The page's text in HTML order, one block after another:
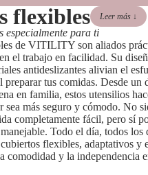
flexibles Leer más ↓
especialmente para ti
de VITILITY son aliados
el trabajo en facilidad. Su
antideslizantes alivian el
tus comidas. Desde un
en familia, estos utensilios
sea más seguro y cómodo. No
completamente fácil, pero sí
Todo el día, todos los
flexibles, adaptativos y
comodidad y la independencia